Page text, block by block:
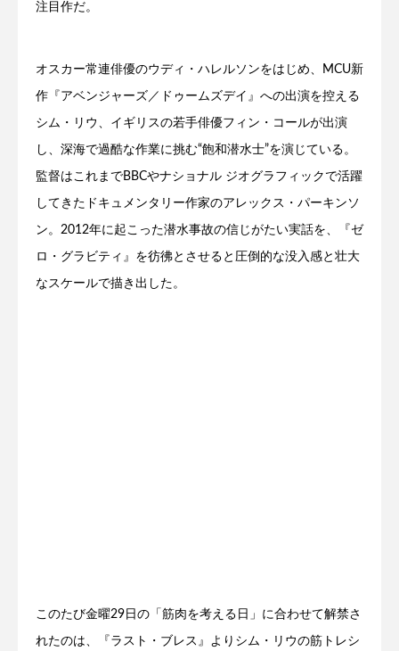
注目作だ。
オスカー常連俳優のウディ・ハレルソンをはじめ、MCU新
作『アベンジャーズ／ドゥームズデイ』への出演を控える
シム・リウ、イギリスの若手俳優フィン・コールが出演
し、深海で過酷な作業に挑む“飽和潜水士”を演じている。
監督はこれまでBBCやナショナル ジオグラフィックで活躍
してきたドキュメンタリー作家のアレックス・パーキンソ
ン。2012年に起こった潜水事故の信じがたい実話を、『ゼ
ロ・グラビティ』を彷彿とさせると圧倒的な没入感と壮大
なスケールで描き出した。
このたび金曜29日の「筋肉を考える日」に合わせて解禁さ
れたのは、『ラスト・ブレス』よりシム・リウの筋トレシ